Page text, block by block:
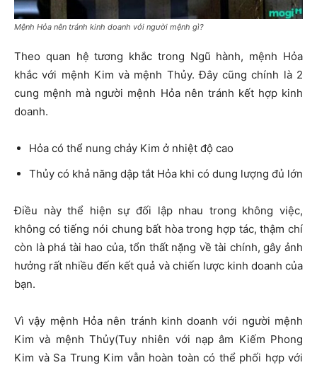
Mệnh Hỏa nên tránh kinh doanh với người mệnh gì?
Theo quan hệ tương khắc trong Ngũ hành, mệnh Hỏa
khắc với mệnh Kim và mệnh Thủy. Đây cũng chính là 2
cung mệnh mà người mệnh Hỏa nên tránh kết hợp kinh
doanh.
Hỏa có thể nung chảy Kim ở nhiệt độ cao
Thủy có khả năng dập tắt Hỏa khi có dung lượng đủ lớn
Điều này thể hiện sự đối lập nhau trong không việc,
không có tiếng nói chung bất hòa trong hợp tác, thậm chí
còn là phá tài hao của, tổn thất nặng về tài chính, gây ảnh
hưởng rất nhiều đến kết quả và chiến lược kinh doanh của
bạn.
Vì vậy mệnh Hỏa nên tránh kinh doanh với người mệnh
Kim và mệnh Thủy(Tuy nhiên với nạp âm Kiếm Phong
Kim và Sa Trung Kim vẫn hoàn toàn có thể phối hợp với